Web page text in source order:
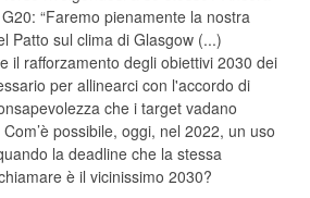
“Faremo pienamente la nostra
Patto sul clima di Glasgow (...)
il rafforzamento degli obiettivi 2030 dei
per allinearci con l'accordo di
che i target vadano
possibile, oggi, nel 2022, un uso
la deadline che la stessa
è il vicinissimo 2030?